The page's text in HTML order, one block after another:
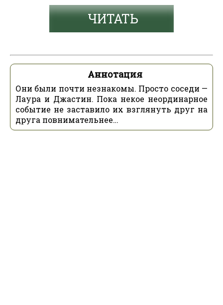
ЧИТАТЬ
Аннотация
Они были почти незнакомы. Просто соседи —
Лаура и Джастин. Пока некое неординарное
событие не заставило их взглянуть друг на
друга повнимательнее…